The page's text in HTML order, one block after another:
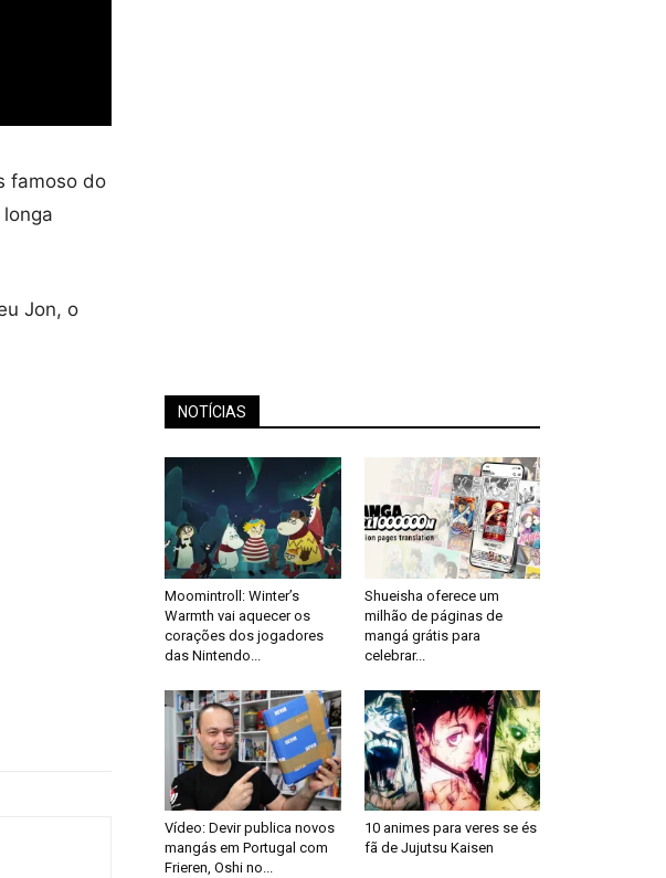
famoso do
Jon, o
NOTÍCIAS
Moomintroll: Winter’s
Warmth vai aquecer os
corações dos jogadores
das Nintendo...
Shueisha oferece um
milhão de páginas de
mangá grátis para
celebrar...
Vídeo: Devir publica novos
mangás em Portugal com
Frieren, Oshi no...
10 animes para veres se és
fã de Jujutsu Kaisen